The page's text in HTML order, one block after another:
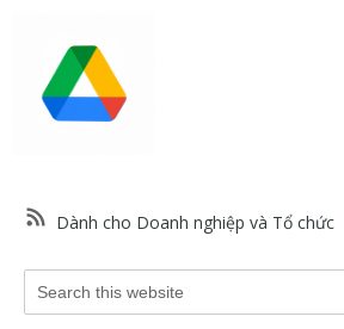
content
footer
web
hỗ
trợ
Google
Dành cho Doanh nghiệp và Tổ chức
Search
this